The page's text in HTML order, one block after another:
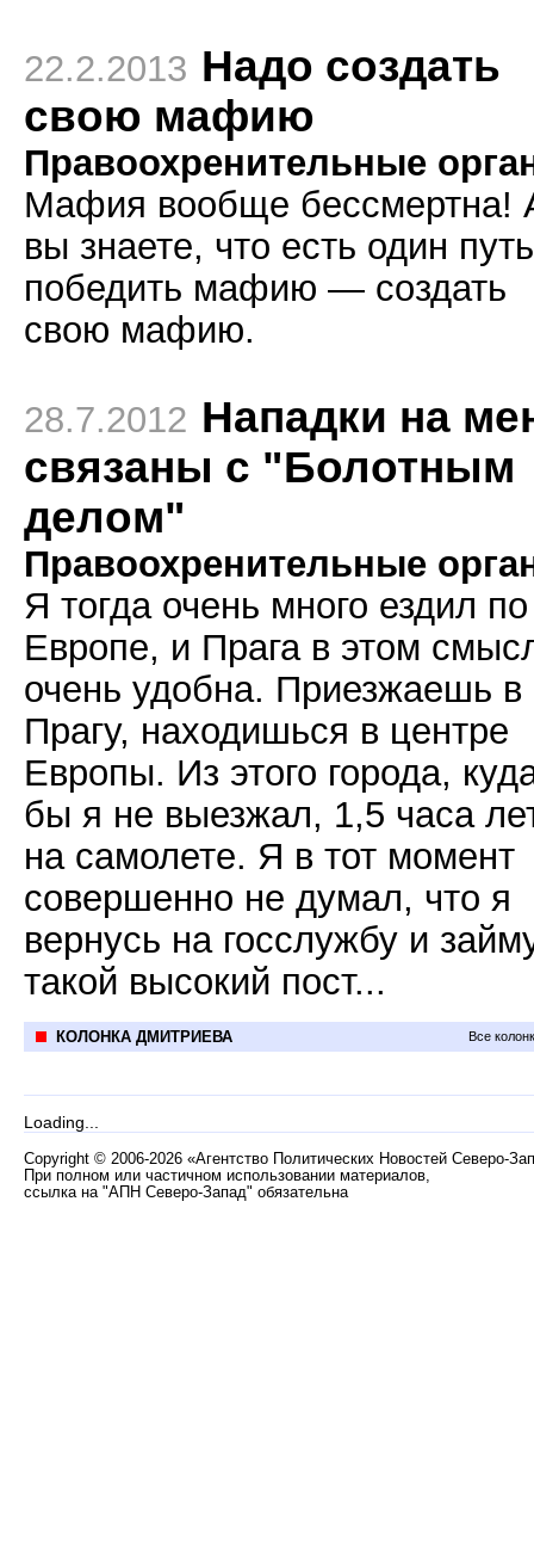
22.2.2013 Надо создать
свою мафию
Правоохренительные
Мафия вообще бессмертна!
вы знаете, что есть один путь
победить мафию — создать
свою мафию.
28.7.2012 Нападки на
связаны с "Болотным
делом"
Правоохренительные
Я тогда очень много ездил по
Европе, и Прага в этом
очень удобна. Приезжаешь в
Прагу, находишься в центре
Европы. Из этого города,
бы я не выезжал, 1,5 часа
на самолете. Я в тот момент
совершенно не думал, что я
вернусь на госслужбу и
такой высокий пост...
КОЛОНКА ДМИТРИЕВА Все
Loading...
Copyright © 2006-2026 «Агентство Политических Новостей Северо-
При полном или частичном использовании материалов,
ссылка на "АПН Северо-Запад" обязательна